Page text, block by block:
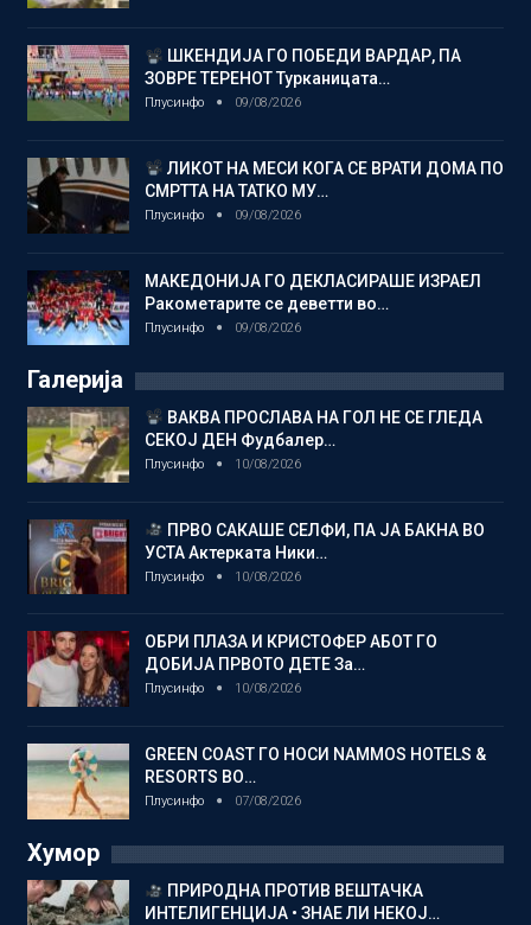
ШКЕНДИЈА ГО ПОБЕДИ ВАРДАР, ПА
ЗОВРЕ ТЕРЕНОТ Турканицата…
Плусинфо 09/08/2026
ЛИКОТ НА МЕСИ КОГА СЕ ВРАТИ ДОМА ПО
СМРТТА НА ТАТКО МУ…
Плусинфо 09/08/2026
МАКЕДОНИЈА ГО ДЕКЛАСИРАШЕ ИЗРАЕЛ
Ракометарите се деветти во…
Плусинфо 09/08/2026
Галерија
ВАКВА ПРОСЛАВА НА ГОЛ НЕ СЕ ГЛЕДА
СЕКОЈ ДЕН Фудбалер…
Плусинфо 10/08/2026
ПРВО САКАШЕ СЕЛФИ, ПА ЈА БАКНА ВО
УСТА Актерката Ники…
Плусинфо 10/08/2026
ОБРИ ПЛАЗА И КРИСТОФЕР АБОТ ГО
ДОБИЈА ПРВОТО ДЕТЕ За…
Плусинфо 10/08/2026
GREEN COAST ГО НОСИ NAMMOS HOTELS &
RESORTS ВО…
Плусинфо 07/08/2026
Хумор
ПРИРОДНА ПРОТИВ ВЕШТАЧКА
ИНТЕЛИГЕНЦИЈА • ЗНАЕ ЛИ НЕКОЈ…